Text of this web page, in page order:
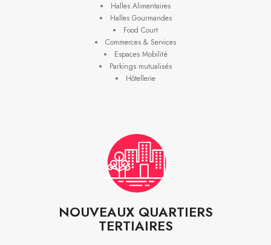
Halles Alimentaires
Halles Gourmandes
Food Court
Commerces & Services
Espaces Mobilité
Parkings mutualisés
Hôtellerie
NOUVEAUX QUARTIERS
TERTIAIRES